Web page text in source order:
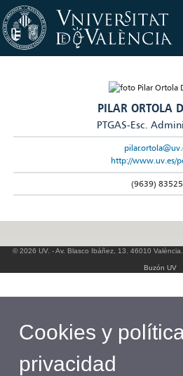
PILAR ORTOLA
PTGAS-Esc.
http://www.uv.es/
(9639) 83525
© 2026 UV. - Av. Blasco Ibáñez, 13. 46010
Buzón UV
Cookies y
privacidad